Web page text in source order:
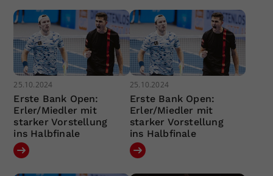
25.10.2024
Erste Bank Open:
Erler/Miedler mit
starker Vorstellung
ins Halbfinale
25.10.2024
Erste Bank Open:
Erler/Miedler mit
starker Vorstellung
ins Halbfinale